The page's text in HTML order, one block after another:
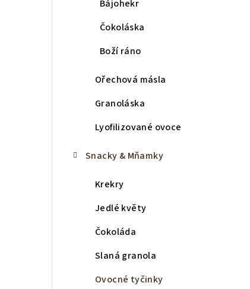
Bájohekr
Čokoláska
Boží ráno
Ořechová másla
Granoláska
Lyofilizované ovoce
Snacky & Mňamky
Krekry
Jedlé květy
Čokoláda
Slaná granola
Ovocné tyčinky